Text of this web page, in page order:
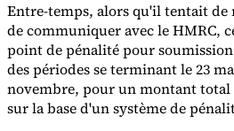
Entre-temps, alors qu'il tentait de
de communiquer avec le HMRC,
point de pénalité pour
des périodes se terminant le 23
novembre, pour un montant total
sur la base d'un système de